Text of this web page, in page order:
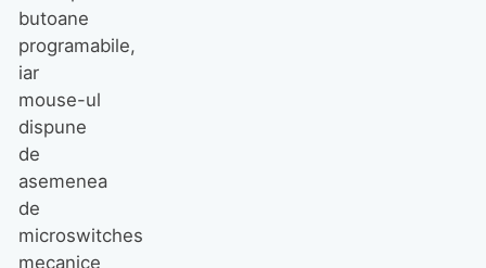
butoane
programabile,
iar
mouse-ul
dispune
de
asemenea
de
microswitches
mecanice